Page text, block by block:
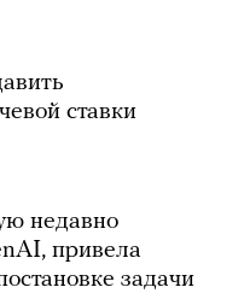
ставки
недавно
привела
задачи